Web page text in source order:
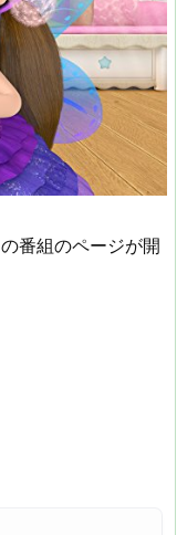
番組のページが開